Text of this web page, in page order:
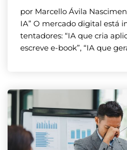
por Marcello Ávila
IA” O mercado digital está
tentadores: “IA que cria
escreve e-book”, “IA que